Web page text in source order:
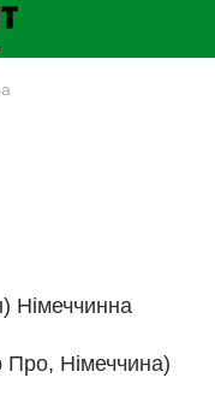
Німеччинна
Про, Німеччина)